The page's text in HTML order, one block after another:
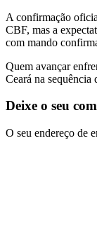
A confirmação
CBF, mas a
com mando
Quem avançar
Ceará na sequência
Deixe o seu
O seu endereço de